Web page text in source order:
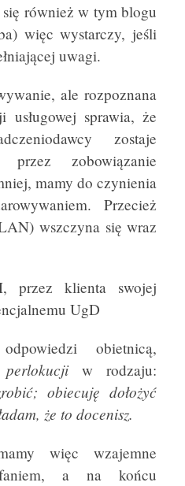
się również w tym blogu
więc wystarczy, jeśli
uwagi.
ale rozpoznana
usługowej sprawia, że
zostaje
przez zobowiązanie
mamy do czynienia
Przecież
wszczyna się wraz
przez klienta swojej
UgD
obietnicą,
perlokucji w rodzaju:
obiecuję dołożyć
że to docenisz.
więc wzajemne
a na końcu